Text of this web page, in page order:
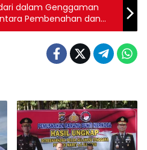
dalam Genggaman
Pembenahan dan